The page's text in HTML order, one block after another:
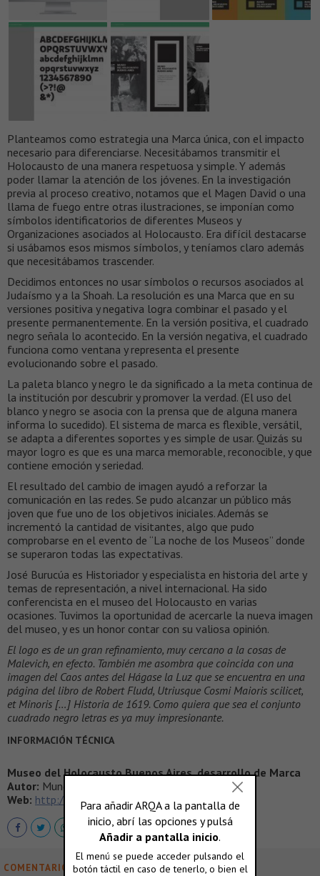
Planteamos como estrategia una Marca única, con el impacto
necesario para diferenciarse. Necesitábamos transmitir el
Holocausto de una manera respetuosa y simple. Y además
poder llamar la atención de los jóvenes. En la investigación
previa al proceso creativo, notamos que el Magen David o una
llama de fuego entre otras ilustraciones, se imponían como
símbolos identificatorios de diferentes Museos y
Organizaciones asociados al Holocausto. Era difícil destacarse
si usábamos esos mismos símbolos, y teníamos claro además
que necesitábamos trascender.
Decidimos entonces no usar símbolos o recursos asociados al
Judaísmo y a la Shoah. La resolución es una Marca que en su
versiones positiva y negativa logra combinar el pasado y el
presente permanentemente. En la versión positiva, el cuadrado
negro señala lo acontecido. En la versión negativa, el cuadrado
funciona como ventana y representa el presente
evolucionando sobre el pasado.
La paleta blanco y negro le da significado a la meta continua de
la institución por descubrir y promover la verdad. (El uso del
blanco y negro se asocia con la prensa que de alguna manera
informa lo sucedido). El sistema de marca es flexible, versátil,
se adapta a diferentes soportes y es simple de usar. Quizás su
mayor logro es que es una marca memorable, reconocible, y que
contiene emoción y seriedad.
El resultado del cambio de imagen ayudó a reforzar la
comunicación en las redes. Se pudo alcanzar un público más
joven que fue uno de los objetivos iniciales. Además se
incrementó la cantidad de visitantes, algo que pudo
comprobarse en el evento de “La noche de los Museos” donde
se superaron todas las expectativas.
José Burucúa es Historiador y especialista en historia del arte y
temas de representación, a nivel internacional. Ha sido
conferencista en el museo del Holocausto en varias
ocasiones. Tuvimos la oportunidad de acercarle la nueva imagen
del museo, y es un honor contar con su valiosa opinión.
El logo es de un gran refinamiento, muy cercano a la cosas de
Malevich, en efecto. También me asombra que coincida con una
imagen del Caos antes del Hágase la Luz que se encuentra en una
página del libro de Robert Fludd, Utriusque Cosmi Maioris scilicet,
et Minoris […] Historia de 1619. Como quiera que sea el conjunto
cuadrado negro letras es ya muy impresionante.
INFORMACIÓN TÉCNICA
Museo del Holocausto Buenos Aires, desarrollo de Marca
Autor: Munda
Web: http://munda.com.ar/
COMENTARIOS